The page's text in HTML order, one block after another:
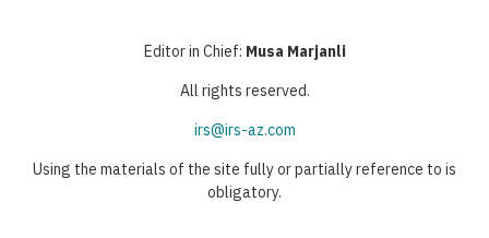
Editor in Chief: Musa Marjanli
All rights reserved.
irs@irs-az.com
Using the materials of the site fully or partially reference to is
obligatory.